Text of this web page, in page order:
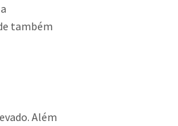
também
Além